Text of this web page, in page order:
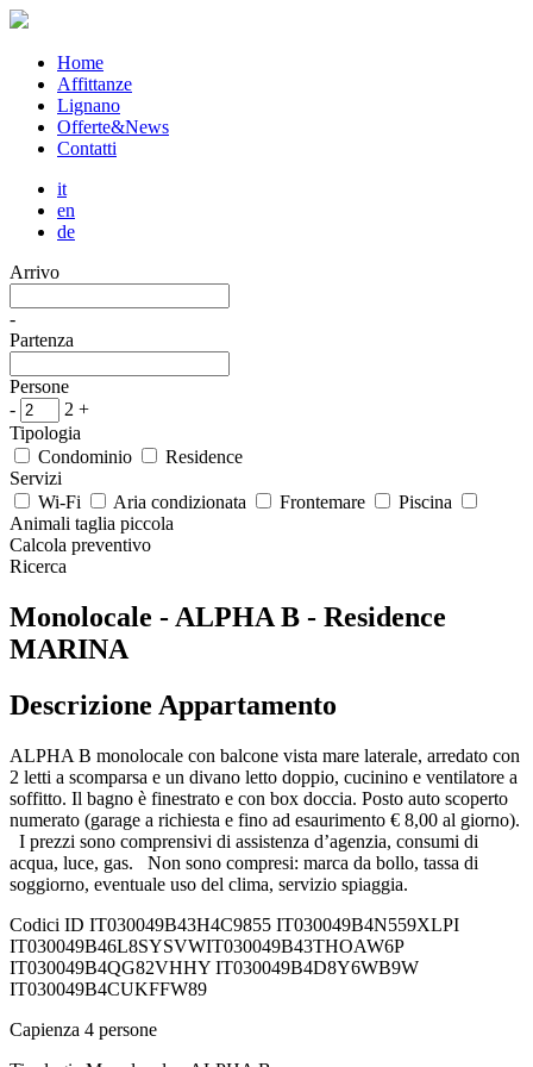
Home
Affittanze
Lignano
Offerte&News
Contatti
it
en
de
Arrivo
-
Partenza
Persone
-
2 +
Tipologia
Condominio
Residence
Servizi
Wi-Fi
Aria condizionata Frontemare
Piscina
Animali taglia piccola
Calcola preventivo
Ricerca
Monolocale - ALPHA B - Residence
MARINA
Descrizione Appartamento
ALPHA B monolocale con balcone vista mare laterale, arredato con
2 letti a scomparsa e un divano letto doppio, cucinino e ventilatore a
soffitto. Il bagno è finestrato e con box doccia. Posto auto scoperto
numerato (garage a richiesta e fino ad esaurimento € 8,00 al giorno).
I prezzi sono comprensivi di assistenza d’agenzia, consumi di
acqua, luce, gas. Non sono compresi: marca da bollo, tassa di
soggiorno, eventuale uso del clima, servizio spiaggia.
Codici ID IT030049B43H4C9855 IT030049B4N559XLPI
IT030049B46L8SYSVWIT030049B43THOAW6P
IT030049B4QG82VHHY IT030049B4D8Y6WB9W
IT030049B4CUKFFW89
Capienza 4 persone